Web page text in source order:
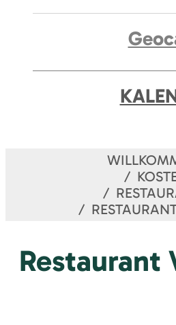
Restaurant